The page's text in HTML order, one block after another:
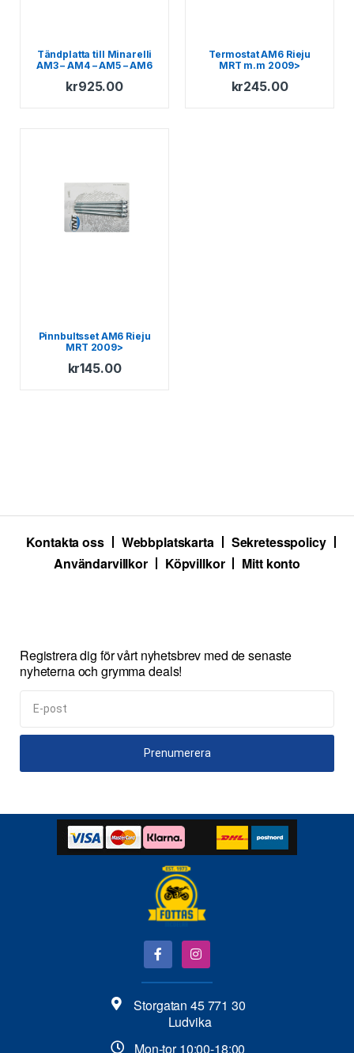
Tändplatta till Minarelli
AM3 – AM4 – AM5 – AM6
kr925.00
Termostat AM6 Rieju
MRT m.m 2009>
kr245.00
Pinnbultsset AM6 Rieju
MRT 2009>
kr145.00
Kontakta oss Webbplatskarta
Sekretesspolicy
Användarvillkor
Köpvillkor Mitt konto
Registrera dig för vårt nyhetsbrev med de senaste
nyheterna och grymma deals!
Prenumerera
Storgatan 45 771 30
Ludvika
Mon-tor 10:00-18:00